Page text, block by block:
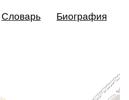
Словарь Биография